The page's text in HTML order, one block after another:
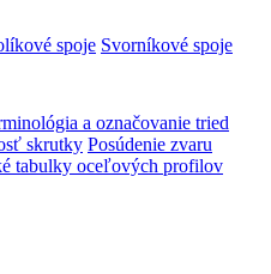
spoje Svorníkové spoje
a označovanie tried
skrutky Posúdenie zvaru
tabulky oceľových profilov